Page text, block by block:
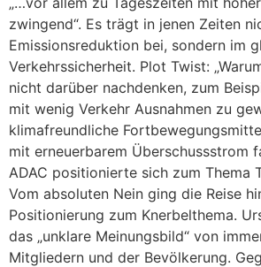
zwingend“. Es trägt in jenen Zeiten
Emissionsreduktion bei, sondern im
Verkehrssicherheit. Plot Twist:
nicht darüber nachdenken, zum
mit wenig Verkehr Ausnahmen zu
klimafreundliche
mit erneuerbarem Überschussstrom
ADAC positionierte sich zum Thema
Vom absoluten Nein ging die Reise
Positionierung zum Knerbelthema.
das „unklare Meinungsbild“ von
Mitgliedern und der Bevölkerung.